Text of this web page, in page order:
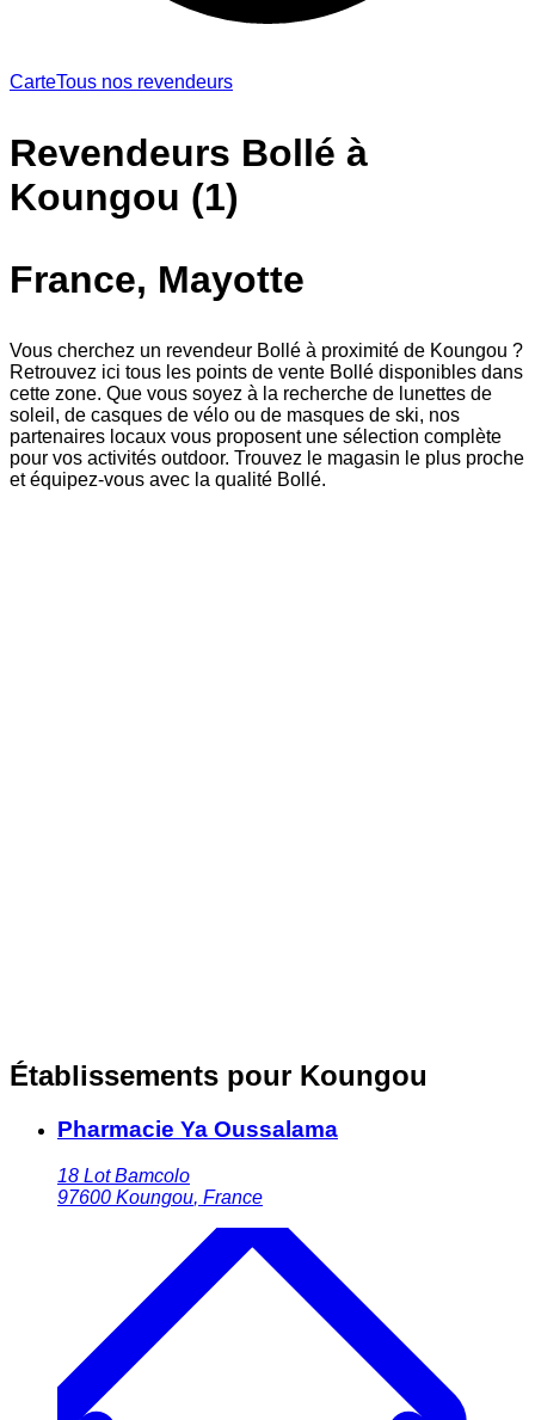
CarteTous nos revendeurs
Revendeurs Bollé à
Koungou (1)
France, Mayotte
Vous cherchez un revendeur Bollé à proximité de Koungou ?
Retrouvez ici tous les points de vente Bollé disponibles dans
cette zone. Que vous soyez à la recherche de lunettes de
soleil, de casques de vélo ou de masques de ski, nos
partenaires locaux vous proposent une sélection complète
pour vos activités outdoor. Trouvez le magasin le plus proche
et équipez-vous avec la qualité Bollé.
Établissements pour Koungou
Pharmacie Ya Oussalama
18 Lot Bamcolo
97600 Koungou, France